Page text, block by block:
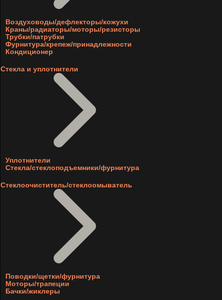
Воздуховоды/дефлекторы/кожухи
Краны/радиаторы/моторы/резисторы
Трубки/патрубки
Фурнитура/крепеж/принадлежности
Кондиционер
Стекла и уплотнители
Уплотнители
Стекла/стеклоподъемники/фурнитура
Стеклоочиститель/стеклоомыватель
Поводки/щетки/фурнитура
Моторы/трапеции
Бачки/жиклеры